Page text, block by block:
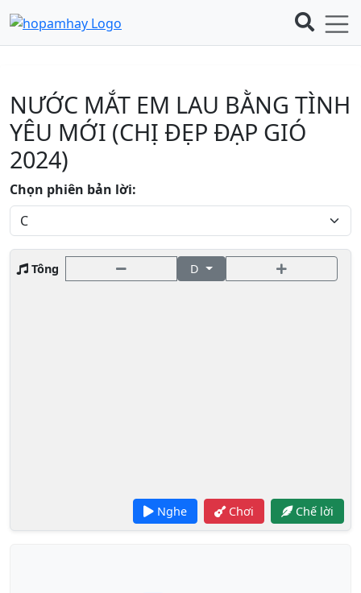
NƯỚC MẮT EM LAU BẰNG TÌNH
YÊU MỚI (CHỊ ĐẸP ĐẠP GIÓ
2024)
Chọn phiên bản lời:
Tông D
Nghe Chơi Chế lời